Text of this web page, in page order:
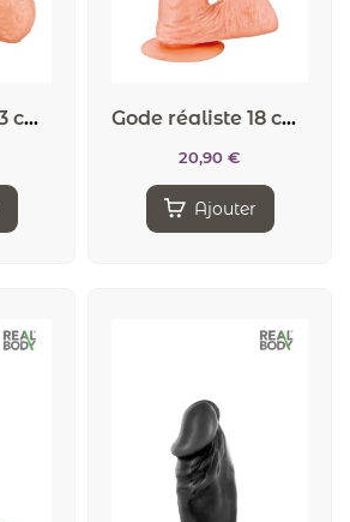
Gode réaliste 13 cm – Real Mike Gode réaliste 18 cm – Real Tony
20,90 €
Ajouter